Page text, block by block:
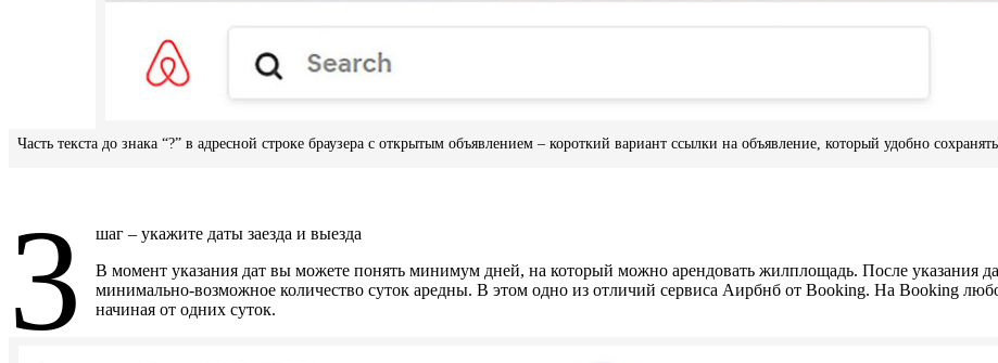
Часть текста до знака “?” в адресной строке браузера с открытым объявлением – короткий вариант ссылки на объявление, который удобно
3
шаг – укажите даты заезда и выезда
В момент указания дат вы можете понять минимум дней, на который можно арендовать жилплощадь. После указания
минимально-возможное количество суток аредны. В этом одно из отличий сервиса Аирбнб от Booking. На Booking
начиная от одних суток.